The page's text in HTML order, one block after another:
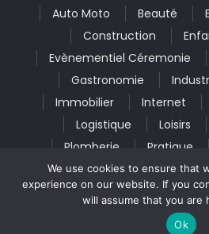
Auto Moto
Beauté
Construction
Evènementiel Céremonie
Gastronomie
Immobilier
Internet
Logistique
Loisirs
Plomberie
Pratique
Seniors
Services
Tourisme
We use cookies to ensure that
experience on our website. If you
will assume that you are
Ok